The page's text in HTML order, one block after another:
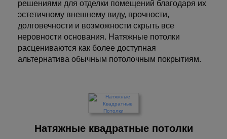
решениями для отделки помещений благодаря их
эстетичному внешнему виду, прочности,
долговечности и возможности скрыть все
неровности основания. Натяжные потолки
расцениваются как более доступная
альтернатива обычным потолочным покрытиям.
Натяжные квадратные потолки